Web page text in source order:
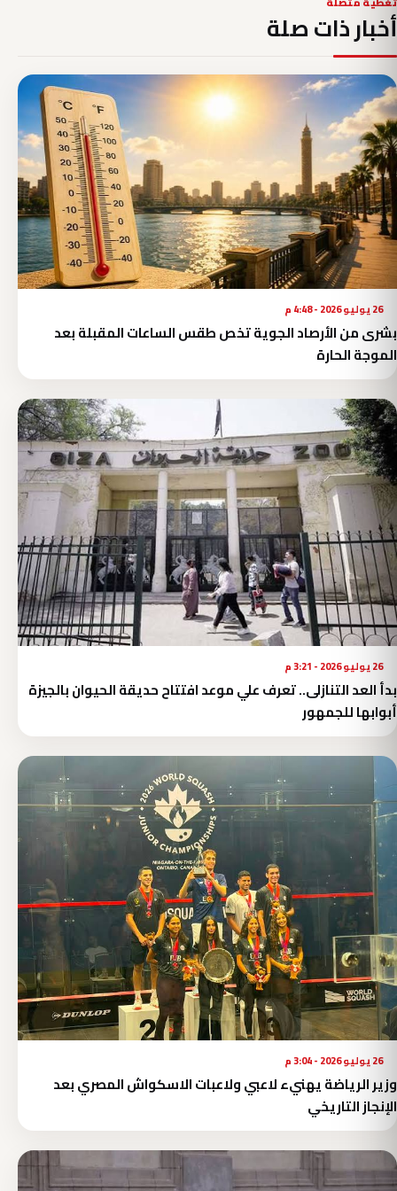
أخبار ذات صلة
26 يوليو 2026 - 4:48 م
بشرى من الأرصاد الجوية تخص طقس الساعات المقبلة بعد
الموجة الحارة
26 يوليو 2026 - 3:21 م
بدأ العد التنازلى.. تعرف علي موعد افتتاح حديقة الحيوان بالجيزة
أبوابها للجمهور
26 يوليو 2026 - 3:04 م
وزير الرياضة يهنيء لاعبي ولاعبات الاسكواش المصري بعد
الإنجاز التاريخي